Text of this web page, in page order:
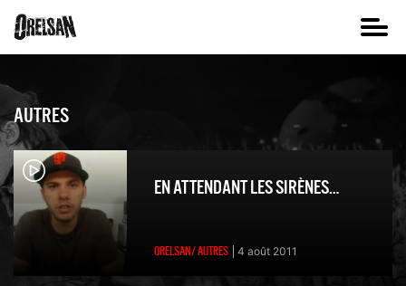
AUTRES
EN ATTENDANT LES SIRÈNES…
ORELSAN/ AUTRES 4 août 2011